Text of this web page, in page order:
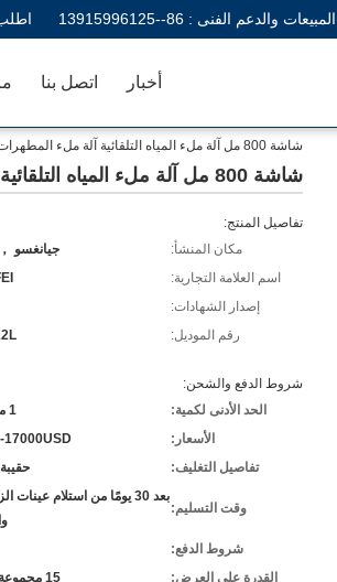
المبيعات والدعم الفنى : 86--13915996125
اتصل بنا أخبار
شاشة 800 مل آلة ملء المياه التلقائية آلة ملء المطهرات الكهربائية
شاشة 800 مل آلة ملء المياه التلقائية آلة ملء المطهرات الكهربائية
تفاصيل المنتج:
مكان المنشأ:
جيانغسو
اسم العلامة التجارية:
إصدار الشهادات:
رقم الموديل:
شروط الدفع والشحن:
الحد الأدنى لكمية:
1 مجموعة
الأسعار:
17000USD
تفاصيل التغليف:
وقت التسليم:
بعد 30 يومًا من استلام عينات
شروط الدفع:
القدرة على العرض:
15 مجموعة شهريا